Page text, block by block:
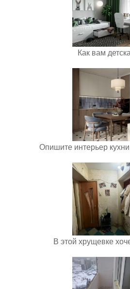
Как вам
Опишите интерьер
В этой хрущевке